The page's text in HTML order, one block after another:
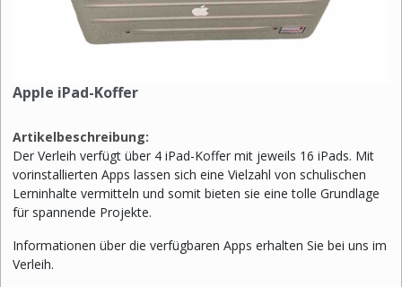
Apple iPad-Koffer
Artikelbeschreibung:
Der Verleih verfügt über 4 iPad-Koffer mit jeweils 16 iPads. Mit
vorinstallierten Apps lassen sich eine Vielzahl von schulischen
Lerninhalte vermitteln und somit bieten sie eine tolle Grundlage
für spannende Projekte.
Informationen über die verfügbaren Apps erhalten Sie bei uns im
Verleih.